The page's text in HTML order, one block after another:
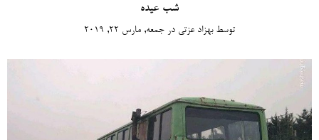
شب عیده
توسطبهزاد عزتی در جمعه, مارس 22, 2019